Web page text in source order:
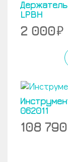
LPBH
2 000
062011
108 790